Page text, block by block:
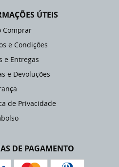
ÚTEIS
Comprar
e Condições
e Entregas
e Devoluções
de Privacidade
DE PAGAMENTO